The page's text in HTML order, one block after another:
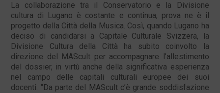
La collaborazione tra il Conservatorio e la Divisione
cultura di Lugano è costante e continua, prova ne è il
progetto della Città della Musica. Così, quando Lugano ha
deciso di candidarsi a Capitale Culturale Svizzera, la
Divisione Cultura della Città ha subito coinvolto la
direzione del MAScult per accompagnare l’allestimento
del dossier, in virtù anche della significativa esperienza
nel campo delle capitali culturali europee dei suoi
docenti. “Da parte del MAScult c’è grande soddisfazione